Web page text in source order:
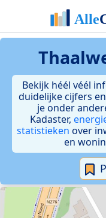
Bekijk héél véél
duidelijke cijfers
je onder
Kadaster,
statistieken over
en